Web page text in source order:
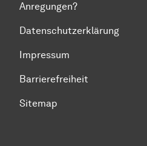
Anregungen?
Datenschutzerklärung
Impressum
Barrierefreiheit
Sitemap